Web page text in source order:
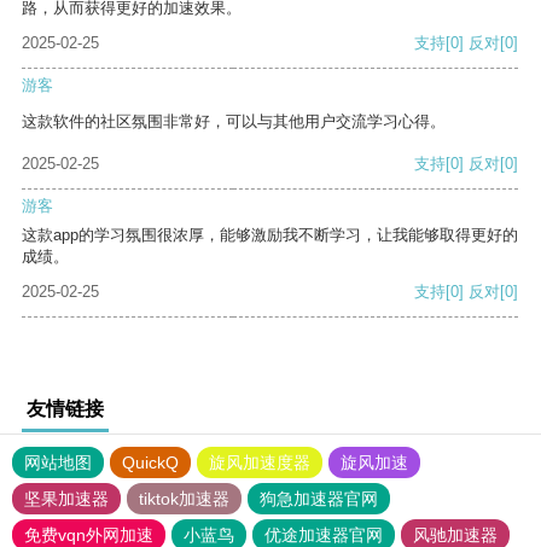
路，从而获得更好的加速效果。
2025-02-25
支持[0] 反对[0]
游客
这款软件的社区氛围非常好，可以与其他用户交流学习心得。
2025-02-25 支持[0] 反对[0]
游客
这款app的学习氛围很浓厚，能够激励我不断学习，让我能够取得更好的
成绩。
2025-02-25
支持[0] 反对[0]
友情链接
网站地图 QuickQ 旋风加速度器
旋风加速
坚果加速器
tiktok加速器
狗急加速器官网
免费vqn外网加速
小蓝鸟 优途加速器官网
风驰加速器